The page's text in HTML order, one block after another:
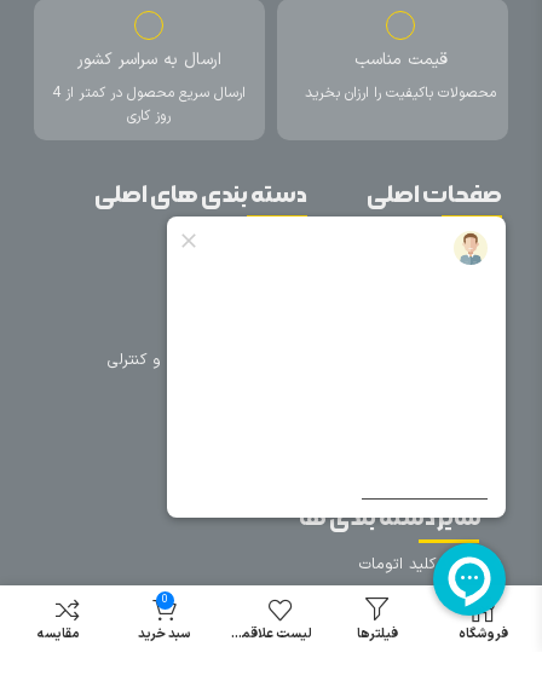
قیمت مناسب
محصولات باکیفیت را ارزان بخرید
ارسال به سراسر کشور
ارسال سریع محصول در کمتر از 4
روز کاری
صفحات اصلی
خانه
دسته بندی های اصلی
تجهیزات حفاظتی و کنترلی
سایر دسته بندی ها
خرید کلید اتومات
خرید کنتاکتور
خرید فیوز
مینیاتوری
فروشگاه فیلترها لیست علاقمندی
0
سبد خرید مقایسه